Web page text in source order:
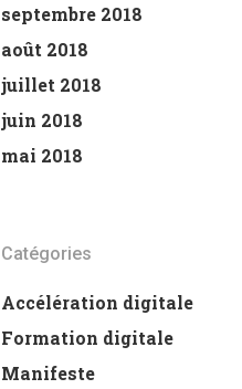
septembre 2018
août 2018
juillet 2018
juin 2018
mai 2018
Catégories
Accélération digitale
Formation digitale
Manifeste